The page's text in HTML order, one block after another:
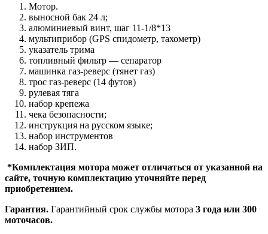
Мотор.
выносной бак 24 л;
алюминиевый винт, шаг 11-1/8*13
мультиприбор (GPS спидометр, тахометр)
указатель трима
топливный фильтр — сепаратор
машинка газ-реверс (тянет газ)
трос газ-реверс (14 футов)
рулевая тяга
набор крепежа
чека безопасности;
инструкция на русском языке;
набор инструментов
набор ЗИП.
*Комплектация мотора может отличаться от указанной на
сайте, точную комплектацию уточняйте перед
приобретением.
Гарантия. Гарантийный срок службы мотора 3 года или 300
моточасов.